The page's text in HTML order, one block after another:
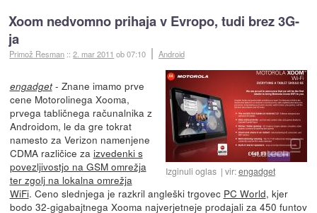
Xoom nedvomno prihaja v Evropo, tudi brez 3G-
ja
Primož Resman ::2. mar 2011 ob 07:10 Android
Izginuli oglas vir:engadget
engadget- Znane imamo prve
cene Motorolinega Xooma,
prvega tabličnega računalnika z
Androidom, le da gre tokrat
namesto za Verizon namenjene
CDMA različice za izvedenki s
povezljivostjo na GSM omrežja
ter zgolj na lokalna omrežja
WiFi. Ceno slednjega je razkril angleški trgovec PC World, kjer
bodo 32-gigabajtnega Xooma najverjetneje prodajali za 450 funtov